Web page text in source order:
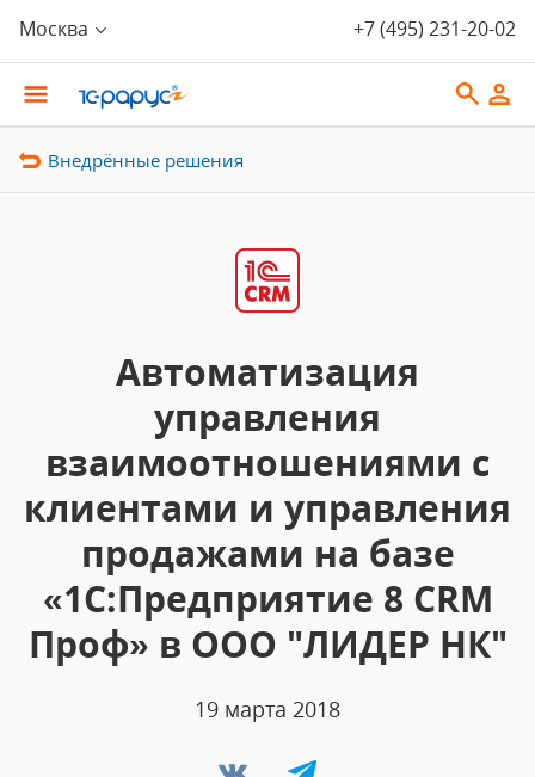
Москва +7 (495) 231-20-02
Внедрённые решения
Автоматизация
управления
взаимоотношениями с
клиентами и управления
продажами на базе
«1С:Предприятие 8 CRM
Проф» в ООО "ЛИДЕР НК"
19 марта 2018